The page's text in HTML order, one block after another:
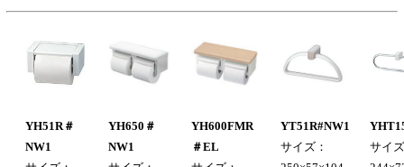
YH51R＃
NW1
YH650＃
NW1
YH600FMR
＃EL
YT51R#NW1
サイズ：
サイ